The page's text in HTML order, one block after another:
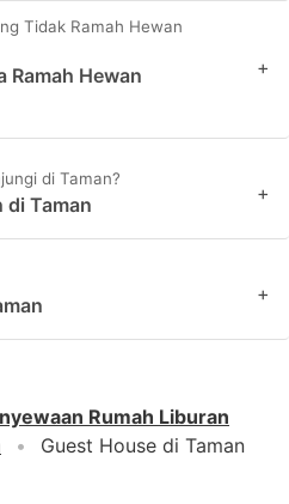
Tidak Ramah Hewan
Ramah Hewan
+
di Taman?
di Taman +
+
Rumah Liburan
Guest House di Taman